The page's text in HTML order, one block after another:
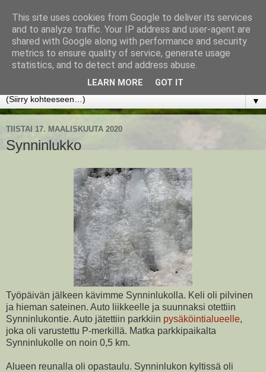
www.jyrkikokko.fi
Uusi Suunta - Jokainen hetki tarjoaa tilaisuuden muuttaa
▼
TIISTAI 17. MAALISKUUTA 2020
Synninlukko
Työpäivän jälkeen kävimme Synninlukolla. Keli oli pilvinen
ja hieman sateinen. Auto liikkeelle ja suunnaksi otettiin
Synninlukontie. Auto jätettiin parkkiin pysäköintialueelle,
joka oli varustettu P-merkillä. Matka parkkipaikalta
Synninlukolle on noin 0,5 km.
Alueen reunalla oli opastaulu. Synninlukon kyltissä oli
This site uses cookies from Google to deliver its services
and to analyze traffic. Your IP address and user-agent are
shared with Google along with performance and security
metrics to ensure quality of service, generate usage
statistics, and to detect and address abuse.
LEARN MORE GOT IT